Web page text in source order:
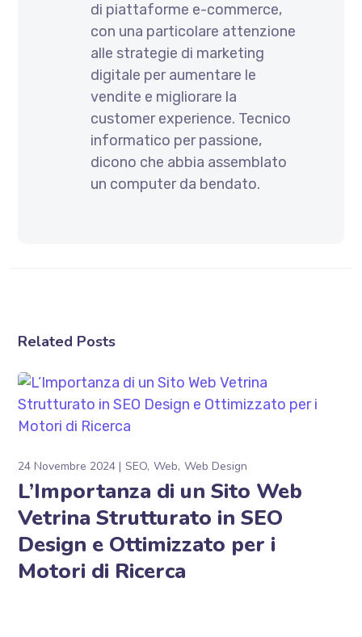
di piattaforme e-commerce,
con una particolare attenzione
alle strategie di marketing
digitale per aumentare le
vendite e migliorare la
customer experience. Tecnico
informatico per passione,
dicono che abbia assemblato
un computer da bendato.
Related Posts
24 Novembre 2024 SEO Web Web Design
L’Importanza di un Sito Web
Vetrina Strutturato in SEO
Design e Ottimizzato per i
Motori di Ricerca